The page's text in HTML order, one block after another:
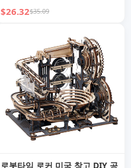
모델 키트 3D 나무 퍼즐 (드롭 배
$26.32$35.09
로봇타임 로커 미국 창고 DIY 공